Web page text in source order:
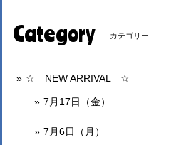
Category カテゴリー
☆ NEW ARRIVAL ☆
7月17日（金）
7月6日（月）